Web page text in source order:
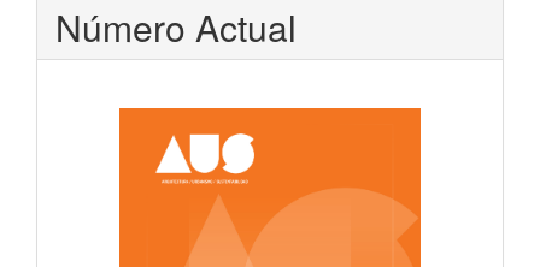
Número Actual